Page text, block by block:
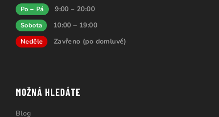
Po – Pá 9:00 – 20:00
Sobota 10:00 – 19:00
Neděle Zavřeno (po domluvě)
MOŽNÁ HLEDÁTE
Blog